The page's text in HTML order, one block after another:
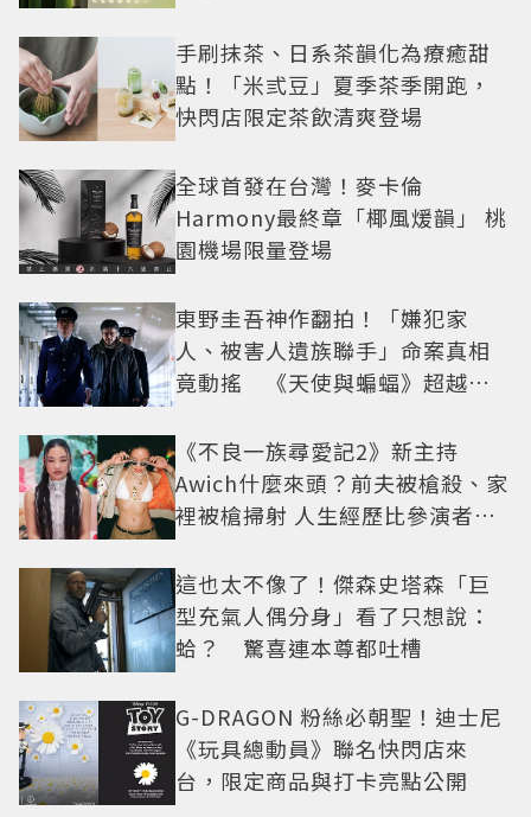
手刷抹茶、日系茶韻化為療癒甜
點！「米弎豆」夏季茶季開跑，
快閃店限定茶飲清爽登場
全球首發在台灣！麥卡倫
Harmony最終章「椰風煖韻」 桃
園機場限量登場
東野圭吾神作翻拍！「嫌犯家
人、被害人遺族聯手」命案真相
竟動搖 《天使與蝙蝠》超越懸
《不良一族尋愛記2》新主持
Awich什麼來頭？前夫被槍殺、家
裡被槍掃射 人生經歷比參演者還
這也太不像了！傑森史塔森「巨
型充氣人偶分身」看了只想說：
蛤？ 驚喜連本尊都吐槽
G-DRAGON 粉絲必朝聖！迪士尼
《玩具總動員》聯名快閃店來
台，限定商品與打卡亮點公開